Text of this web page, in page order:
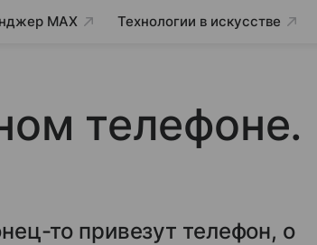
MAX Технологии в искусстве
телефоне.
то привезут телефон, о